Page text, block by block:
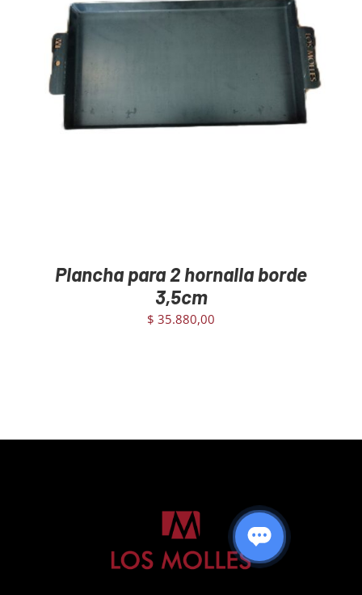
Plancha para 2 hornalla borde
3,5cm
$ 35.880,00